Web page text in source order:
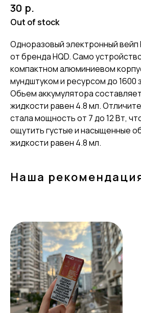
30 р.
Out of stock
Одноразовый электронный вейп
от бренда HQD. Само
компактном алюминиевом
мундштуком и ресурсом до 1600
Обьем аккумулятора
жидкости равен 4.8 мл.
стала мощность от 7 до 12 Вт,
ощутить густые и насыщенные
жидкости равен 4.8 мл.
Наша